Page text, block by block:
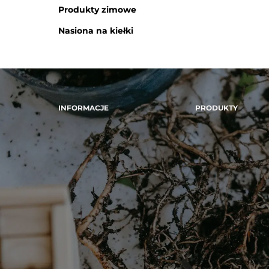
Produkty zimowe
Nasiona na kiełki
INFORMACJE PRODUKTY